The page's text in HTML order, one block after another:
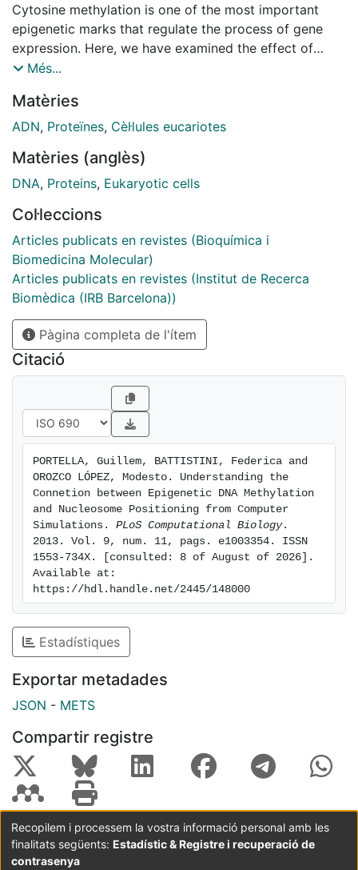
Cytosine methylation is one of the most important
epigenetic marks that regulate the process of gene
expression. Here, we have examined the effect of
epigenetic DNA methylation on nucleosomal stability
deformation models. We found that methylation of
CpG steps destabilizes nucleosomes, especially when
faces the histone core. The larger stiffness of
methylated CpG steps is a crucial factor behind the
the positioning and phasing of the nucleosomal DNA,
altering the accessibility of DNA to regulatory
proteins, and accordingly gene functionality. Our
theoretical calculations highlight a simple physical-
based explanation on the foundations of epigenetic
signaling.
Més...
Matèries
ADN, Proteïnes, Cèl·lules eucariotes
Matèries (anglès)
DNA, Proteins, Eukaryotic cells
Col·leccions
Articles publicats en revistes (Bioquímica i
Biomedicina Molecular)
Articles publicats en revistes (Institut de Recerca
Biomèdica (IRB Barcelona))
Pàgina completa de l'ítem
Citació
PORTELLA, Guillem, BATTISTINI, Federica and
OROZCO LÓPEZ, Modesto. Understanding the
Connetion between Epigenetic DNA Methylation
and Nucleosome Positioning from Computer
Simulations. PLoS Computational Biology.
2013. Vol. 9, num. 11, pags. e1003354. ISSN
1553-734X. [consulted: 8 of August of 2026].
Available at:
https://hdl.handle.net/2445/148000
Estadístiques
Exportar metadades
JSON - METS
Compartir registre
Coordinació:CRAI UB Avís legal
Metadades
subjectes a:
Recopilem i processem la vostra informació personal amb les
finalitats següents: Estadístic & Registre i recuperació de
contrasenya